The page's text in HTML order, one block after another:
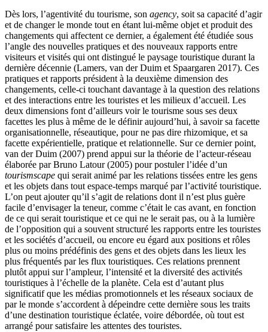
Dès lors, l’agentivité du tourisme, son agency, soit sa capacité d’agir
et de changer le monde tout en étant lui-même objet et produit des
changements qui affectent ce dernier, a également été étudiée sous
l’angle des nouvelles pratiques et des nouveaux rapports entre
visiteurs et visités qui ont distingué le paysage touristique durant la
dernière décennie (Lamers, van der Duim et Spaargaren 2017). Ces
pratiques et rapports président à la deuxième dimension des
changements, celle-ci touchant davantage à la question des relations
et des interactions entre les touristes et les milieux d’accueil. Les
deux dimensions font d’ailleurs voir le tourisme sous ses deux
facettes les plus à même de le définir aujourd’hui, à savoir sa facette
organisationnelle, réseautique, pour ne pas dire rhizomique, et sa
facette expérientielle, pratique et relationnelle. Sur ce dernier point,
van der Duim (2007) prend appui sur la théorie de l’acteur-réseau
élaborée par Bruno Latour (2005) pour postuler l’idée d’un
tourismscape qui serait animé par les relations tissées entre les gens
et les objets dans tout espace-temps marqué par l’activité touristique.
L’on peut ajouter qu’il s’agit de relations dont il n’est plus guère
facile d’envisager la teneur, comme c’était le cas avant, en fonction
de ce qui serait touristique et ce qui ne le serait pas, ou à la lumière
de l’opposition qui a souvent structuré les rapports entre les touristes
et les sociétés d’accueil, ou encore eu égard aux positions et rôles
plus ou moins prédéfinis des gens et des objets dans les lieux les
plus fréquentés par les flux touristiques. Ces relations prennent
plutôt appui sur l’ampleur, l’intensité et la diversité des activités
touristiques à l’échelle de la planète. Cela est d’autant plus
significatif que les médias promotionnels et les réseaux sociaux de
par le monde s’accordent à dépeindre cette dernière sous les traits
d’une destination touristique éclatée, voire débordée, où tout est
arrangé pour satisfaire les attentes des touristes.